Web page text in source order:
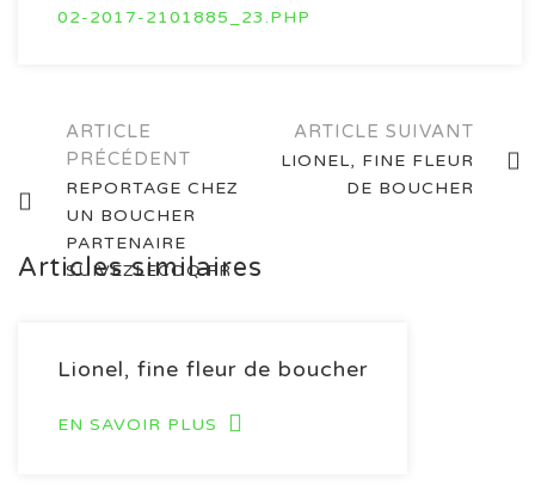
02-2017-2101885_23.PHP
Navigation
des
articles
ARTICLE
PRÉCÉDENT
REPORTAGE CHEZ
UN BOUCHER
PARTENAIRE
SUIVEZLECOQ.FR
ARTICLE SUIVANT
LIONEL, FINE FLEUR
DE BOUCHER
Articles similaires
Lionel, fine fleur de boucher
EN SAVOIR PLUS